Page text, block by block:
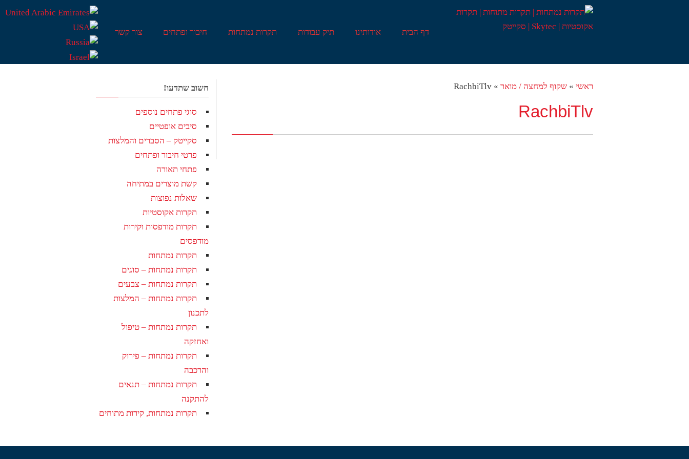
דף הבית אודותינו תיק עבודות תקרות נמתחות חיבור ופתחים צור קשר
ראשי » שקוף למחצה / מואר »
RachbiTlv
RachbiTlv
חשוב שתדעו!
סוגי פתחים נוספים
סיבים אופטיים
סקייטק – הסברים והמלצות
פרטי חיבור ופתחים
פתחי תאורה
קשת מוצרים במתיחה
שאלות נפוצות
תקרות אקוסטיות
תקרות מודפסות וקירות
מודפסים
תקרות נמתחות
תקרות נמתחות – סוגים
תקרות נמתחות – צבעים
תקרות נמתחות – המלצות
לתכנון
תקרות נמתחות – טיפול
ואחזקה
תקרות נמתחות – פירוק
והרכבה
תקרות נמתחות – תנאים
להתקנה
תקרות נמתחות, קירות מתוחים